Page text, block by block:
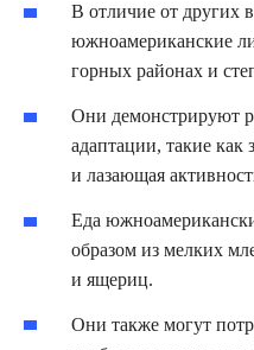
В отличие от других
южноамериканские
горных районах и
Они демонстрируют
адаптации, такие как
и лазающая
Еда
образом из мелких
и ящериц.
Они также могут